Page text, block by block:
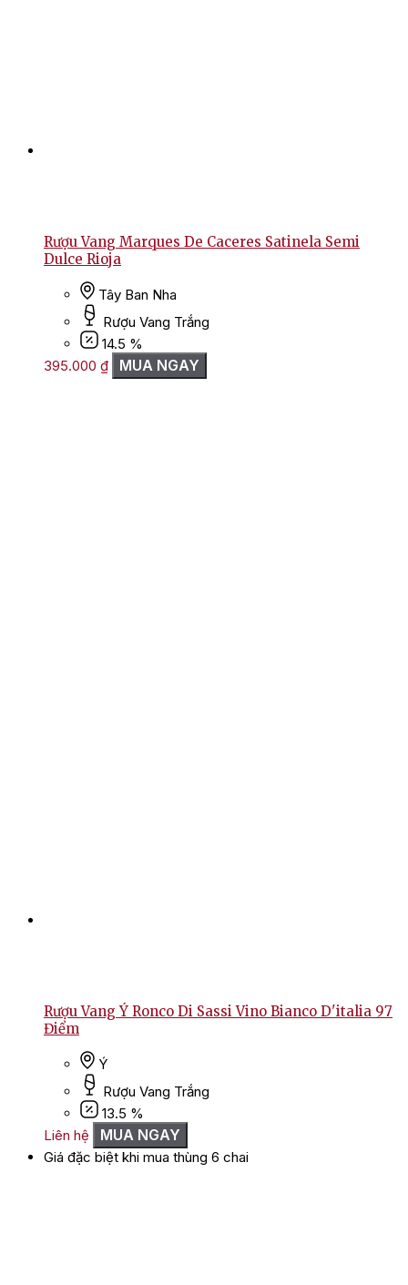
Rượu Vang Marques De Caceres Satinela Semi
Dulce Rioja
Tây Ban Nha
Rượu Vang Trắng
14.5 %
395.000 ₫ MUA NGAY
Rượu Vang Ý Ronco Di Sassi Vino Bianco D'italia 97
Điểm
Ý
Rượu Vang Trắng
13.5 %
Liên hệ
MUA NGAY
Giá đặc biệt khi mua thùng 6 chai